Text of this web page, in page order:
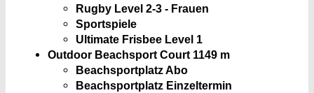
Rugby Level 2-3 - Frauen
Sportspiele
Ultimate Frisbee Level 1
Outdoor Beachsport Court 1149 m
Beachsportplatz Abo
Beachsportplatz Einzeltermin